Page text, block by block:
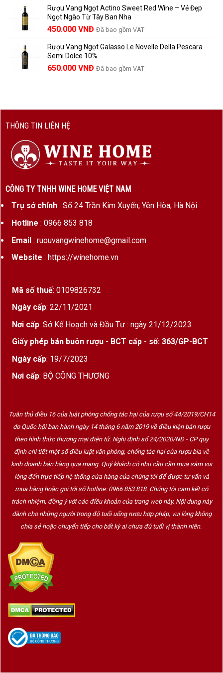
là:
1.529.000 VNĐ.
tại
là:
1.390.000 VNĐ.
Rượu Vang Ngọt Actino Sweet Red Wine – Vẻ Đẹp
Ngọt Ngào Từ Tây Ban Nha
450.000 VNĐ Đã bao gồm VAT
Rượu Vang Ngọt Galasso Le Novelle Della Pescara
Semi Dolce 10%
650.000 VNĐ Đã bao gồm VAT
THÔNG TIN LIÊN HỆ
CÔNG TY TNHH WINE HOME VIỆT NAM
Trụ sở chính: Số 24 Trần Kim Xuyến, Yên Hòa, Hà Nội
Hotline : 0966 853 818
Email: ruouvangwinehome@gmail.com
Website : https://winehome.vn
Mã số thuế: 0109826732
Ngày cấp: 22/11/2021
Nơi cấp: Sở Kế Hoạch và Đầu Tư : ngày 21/12/2023
Giấy phép bán buôn rượu - BCT cấp - số: 363/GP-BCT
Ngày cấp: 19/7/2023
Nơi cấp: BỘ CÔNG THƯƠNG
Tuân thủ điều 16 của luật phòng chống tác hại của rượu số 44/2019/CH14
do Quốc hội ban hành ngày 14 tháng 6 năm 2019 về điều kiện bán rượu
theo hình thức thương mại điện tử. Nghị định số 24/2020/NĐ - CP quy
định chi tiết một số điều luật văn phòng, chống tác hại của rượu bia về
kinh doanh bán hàng qua mạng. Quý khách có nhu cầu cần mua sắm vui
lòng đến trực tiếp hệ thống cửa hàng của chúng tôi để được tư vấn và
mua hàng hoặc gọi tới số hotline: 0966 853 818. Chúng tôi cam kết có
trách nhiệm, đồng ý với các điều khoản của trang web này. Nội dung này
dành cho những người trong độ tuổi uống rượu hợp pháp, vui lòng không
chia sẻ hoặc chuyển tiếp cho bất kỳ ai chưa đủ tuổi vị thành niên.